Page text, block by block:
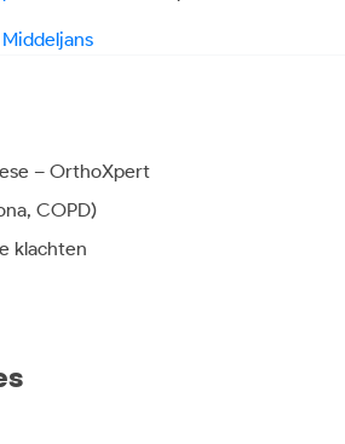
– OrthoXpert
COPD)
klachten